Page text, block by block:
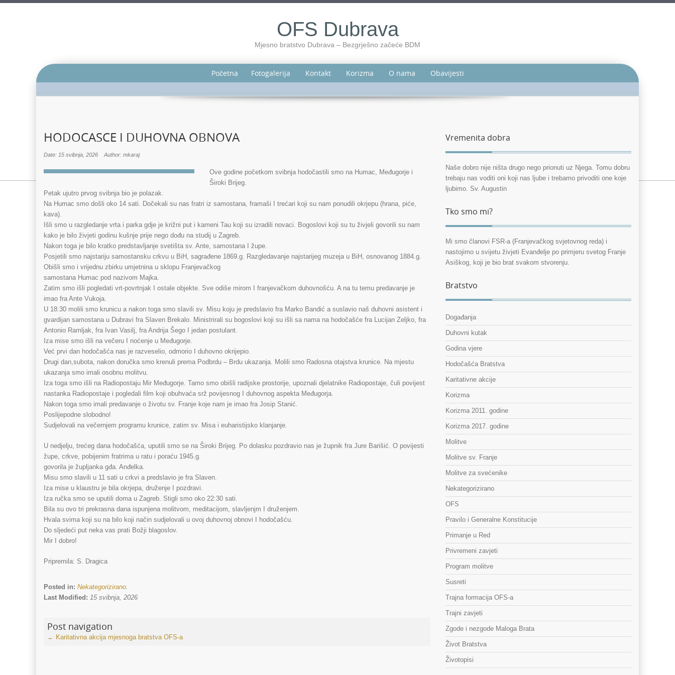
OFS Dubrava
Mjesno bratstvo Dubrava – Bezgrješno začeće BDM
Početna Fotogalerija Kontakt Korizma O nama Obavijesti
HODOCASCE I DUHOVNA OBNOVA
Date: 15 svibnja, 2026 Author: mkaraj
Ove godine početkom svibnja hodočastili smo na Humac, Međugorje i
Široki Brijeg.
Petak ujutro prvog svibnja bio je polazak.
Na Humac smo došli oko 14 sati. Dočekali su nas fratri iz samostana, framaši I trećari koji su nam ponudili okrjepu (hrana, piće,
kava).
Išli smo u razgledanje vrta i parka gdje je križni put i kameni Tau koji su izradili novaci. Bogoslovi koji su tu živjeli govorili su nam
kako je bilo živjeti godinu kušnje prije nego dođu na studij u Zagreb.
Nakon toga je bilo kratko predstavljanje svetišta sv. Ante, samostana I župe.
Posjetili smo najstariju samostansku crkvu u BiH, sagrađene 1869.g. Razgledavanje najstarijeg muzeja u BiH, osnovanog 1884.g.
Obišli smo i vrijednu zbirku umjetnina u sklopu Franjevačkog
samostana Humac pod nazivom Majka.
Zatim smo išli pogledati vrt-povrtnjak I ostale objekte. Sve odiše mirom I franjevačkom duhovnošću. A na tu temu predavanje je
imao fra Ante Vukoja.
U 18:30 molili smo krunicu a nakon toga smo slavili sv. Misu koju je predslavio fra Marko Bandić a suslavio naš duhovni asistent i
gvardijan samostana u Dubravi fra Slaven Brekalo. Ministrirali su bogoslovi koji su išli sa nama na hodočašće fra Lucijan Zeljko, fra
Antonio Ramljak, fra Ivan Vasilj, fra Andrija Šego I jedan postulant.
Iza mise smo išli na večeru I noćenje u Međugorje.
Već prvi dan hodočašća nas je razveselio, odmorio I duhovno okrijepio.
Drugi dan,subota, nakon doručka smo krenuli prema Podbrdu – Brdu ukazanja. Molili smo Radosna otajstva krunice. Na mjestu
ukazanja smo imali osobnu molitvu.
Iza toga smo išli na Radiopostaju Mir Međugorje. Tamo smo obišli radijske prostorije, upoznali djelatnike Radiopostaje, čuli povijest
nastanka Radiopostaje i pogledali film koji obuhvaća srž povijesnog I duhovnog aspekta Međugorja.
Nakon toga smo imali predavanje o životu sv. Franje koje nam je imao fra Josip Stanić.
Poslijepodne slobodno!
Sudjelovali na večernjem programu krunice, zatim sv. Misa i euharistijsko klanjanje.
U nedjelju, trećeg dana hodočašća, uputili smo se na Široki Brijeg. Po dolasku pozdravio nas je župnik fra Jure Barišić. O povijesti
župe, crkve, pobijenim fratrima u ratu i poraću 1945.g.
govorila je župljanka gđa. Anđelka.
Misu smo slavili u 11 sati u crkvi a predslavio je fra Slaven.
Iza mise u klaustru je bila okrjepa, druženje I pozdravi.
Iza ručka smo se uputili doma u Zagreb. Stigli smo oko 22:30 sati.
Bila su ovo tri prekrasna dana ispunjena molitvom, meditacijom, slavljenjm I druženjem.
Hvala svima koji su na bilo koji način sudjelovali u ovoj duhovnoj obnovi I hodočašću.
Do sljedeći put neka vas prati Božji blagoslov.
Mir I dobro!
Pripremila: S. Dragica
Posted in: Nekategorizirano.
Last Modified: 15 svibnja, 2026
Post navigation
← Karitativna akcija mjesnoga bratstva OFS-a
Vremenita dobra
Naše dobro nije ništa drugo nego prionuti uz Njega. Tomu dobru
trebaju nas voditi oni koji nas ljube i trebamo privoditi one koje
ljubimo. Sv. Augustin
Tko smo mi?
Mi smo članovi FSR-a (Franjevačkog svjetovnog reda) i
nastojimo u svijetu živjeti Evanđelje po primjeru svetog Franje
Asiškog, koji je bio brat svakom stvorenju.
Bratstvo
Događanja
Duhovni kutak
Godina vjere
Hodočašća Bratstva
Karitativne akcije
Korizma
Korizma 2011. godine
Korizma 2017. godine
Molitve
Molitve sv. Franje
Molitve za svećenike
Nekategorizirano
OFS
Pravilo i Generalne Konstitucije
Primanje u Red
Privremeni zavjeti
Program molitve
Susreti
Trajna formacija OFS-a
Trajni zavjeti
Zgode i nezgode Maloga Brata
Život Bratstva
Životopisi